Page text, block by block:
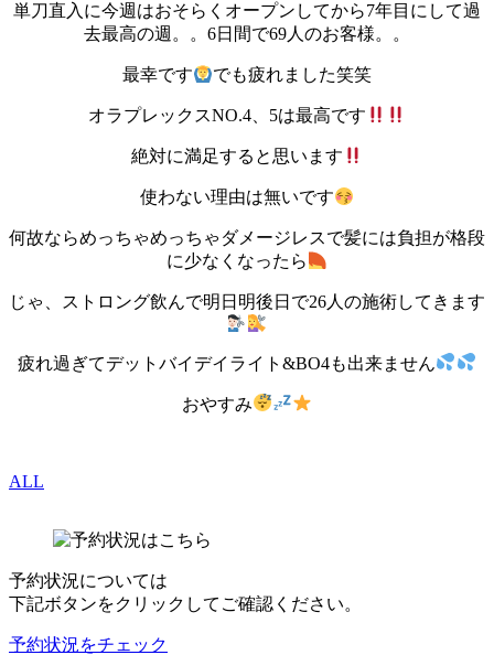
単刀直入に今週はおそらくオープンしてから7年目にして過
去最高の週。。6日間で69人のお客様。。
最幸です でも疲れました笑笑
オラプレックスNO.4、5は最高です
絶対に満足すると思います
使わない理由は無いです
何故ならめっちゃめっちゃダメージレスで髪には負担が格段
に少なくなったら
じゃ、ストロング飲んで明日明後日で26人の施術してきます
疲れ過ぎてデットバイデイライト&BO4も出来ません
おやすみ
ALL
予約状況については
下記ボタンをクリックしてご確認ください。
予約状況をチェック